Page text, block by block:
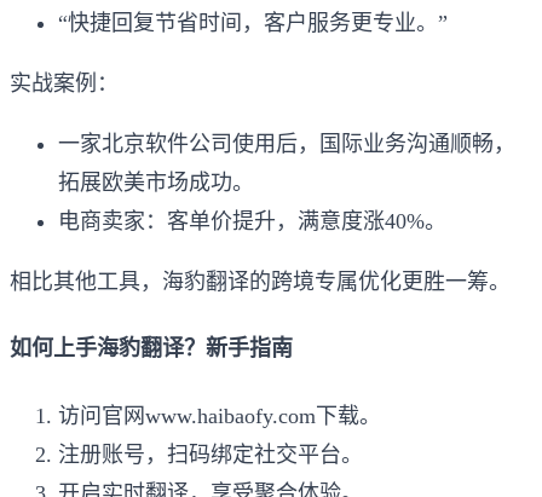
“快捷回复节省时间，客户服务更专业。”
实战案例：
一家北京软件公司使用后，国际业务沟通顺畅，
拓展欧美市场成功。
电商卖家：客单价提升，满意度涨40%。
相比其他工具，海豹翻译的跨境专属优化更胜一筹。
如何上手海豹翻译？新手指南
访问官网www.haibaofy.com下载。
注册账号，扫码绑定社交平台。